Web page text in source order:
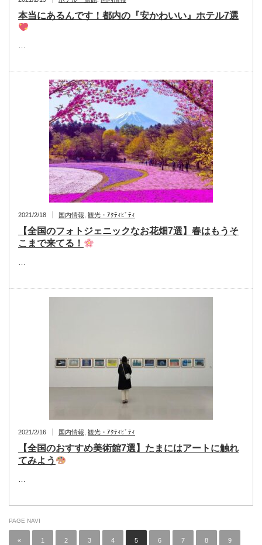
本当にあるんです！都内の『安かわいい』ホテル7選
2021/2/18 国内情報 観光・ｱｸﾃｨﾋﾞﾃｨ
【全国のフォトジェニックなお花畑7選】春はもうそ
こまで来てる！
2021/2/16 国内情報 観光・ｱｸﾃｨﾋﾞﾃｨ
【全国のおすすめ美術館7選】たまにはアートに触れ
てみよう
PAGE NAVI
« 1 2 3 4 5 6 7 8 9